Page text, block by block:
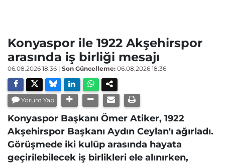
Konyaspor ile 1922 Akşehirspor
arasında iş birliği mesajı
06.08.2026 18:36 | Son Güncelleme: 06.08.2026 18:36
Yorum Yap
Konyaspor Başkanı Ömer Atiker, 1922
Akşehirspor Başkanı Aydın Ceylan'ı ağırladı.
Görüşmede iki kulüp arasında hayata
geçirilebilecek iş birlikleri ele alınırken,